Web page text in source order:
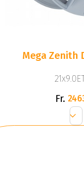
Mega Zenith
Fr.